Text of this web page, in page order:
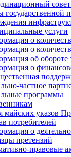
совет
услуги
о
о
об обороте
о
частное
программы
майских указов
потребителей
о
претензий
правовые